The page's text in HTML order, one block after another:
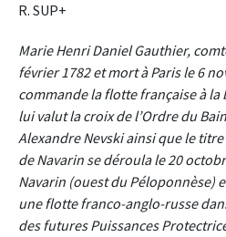
R. SUP+
Marie Henri Daniel Gauthier,
février 1782 et mort à Paris le 6
commande la flotte française à la
lui valut la croix de l’Ordre du
Alexandre Nevski ainsi que le
de Navarin se déroula le 20
Navarin (ouest du Péloponnèse)
une flotte franco-anglo-russe
des futures Puissances